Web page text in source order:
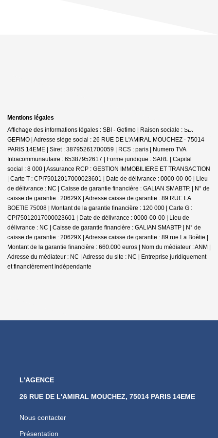
Mentions légales
Affichage des informations légales : SBI - Gefimo | Raison sociale : SBI
GEFIMO | Adresse siège social : 26 RUE DE L'AMIRAL MOUCHEZ - 75014
PARIS 14EME | Siret : 38795261700059 | RCS : paris | Numero TVA
Intracommunautaire : 65387952617 | Forme juridique : SARL | Capital
social : 8 000 | Assurance RCP : GESTION IMMOBILIERE ET TRANSACTION
| Carte T : CPI75012017000023601 | Date de délivrance : 0000-00-00 | Lieu
de délivrance : NC | Caisse de garantie financière : GALIAN SMABTP. | N° de
caisse de garantie : 20629X | Adresse caisse de garantie : 89 RUE LA
BOETIE 75008 | Montant de la garantie financière : 120 000 | Carte G :
CPI75012017000023601 | Date de délivrance : 0000-00-00 | Lieu de
délivrance : NC | Caisse de garantie financière : GALIAN SMABTP | N° de
caisse de garantie : 20629X | Adresse caisse de garantie : 89 rue La Boètie |
Montant de la garantie financière : 660.000 euros | Nom du médiateur : ANM |
Adresse du médiateur : NC | Adresse du site : NC | Entreprise juridiquement
et financièrement indépendante
L'AGENCE
26 RUE DE L'AMIRAL MOUCHEZ, 75014 PARIS 14EME
Nous contacter
Présentation